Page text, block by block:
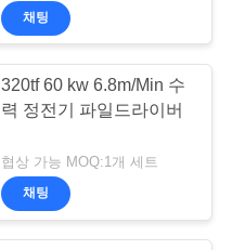
채팅
320tf 60 kw 6.8m/Min 수
력 정전기 파일드라이버
협상 가능 MOQ:1개 세트
채팅